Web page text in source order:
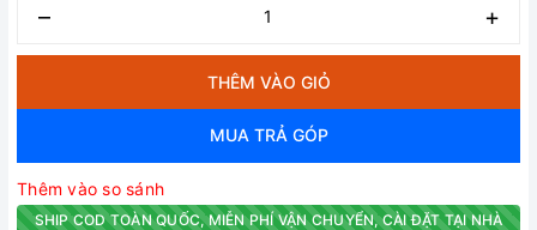
– +
THÊM VÀO GIỎ
MUA TRẢ GÓP
Thêm vào so sánh
SHIP COD TOÀN QUỐC, MIỄN PHÍ VẬN CHUYỂN, CÀI ĐẶT TẠI NHÀ